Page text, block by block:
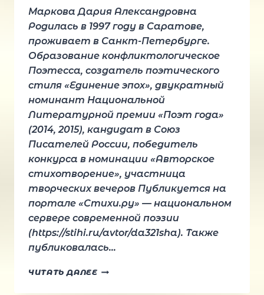
Маркова Дария Александровна
Родилась в 1997 году в Саратове,
проживает в Санкт-Петербурге.
Образование конфликтологическое
Поэтесса, создатель поэтического
стиля «Единение эпох», двукратный
номинант Национальной
Литературной премии «Поэт года»
(2014, 2015), кандидат в Союз
Писателей России, победитель
конкурса в номинации «Авторское
стихотворение», участница
творческих вечеров Публикуется на
портале «Стихи.ру» — национальном
сервере современной поэзии
(https://stihi.ru/avtor/da321sha). Также
публиковалась…
ЧИТАТЬ ДАЛЕЕМАРКОВА